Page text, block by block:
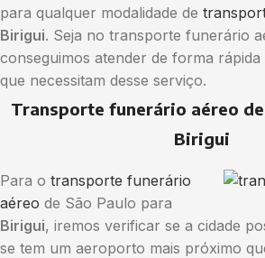
para qualquer modalidade de
Birigui. Seja no transporte funerário
conseguimos atender de forma
que necessitam desse serviço.
Transporte funerário aéreo
Birigui
Para o transporte funerário
aéreo de São Paulo para
Birigui, iremos verificar se a cidade
se tem um aeroporto mais próximo